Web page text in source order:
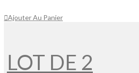
Ajouter Au Panier
LOT DE 2